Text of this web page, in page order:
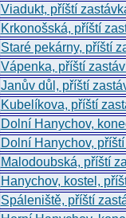
Viadukt, příští
Krkonošská, příští
Staré pekárny, příští
Vápenka, příští
Janův důl, příští
Kubelíkova, příští
Dolní Hanychov,
Dolní Hanychov,
Malodoubská, příští
Hanychov, kostel,
Spáleniště, příští